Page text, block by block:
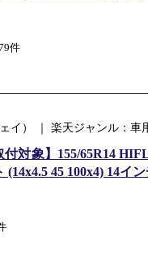
件
イ） ｜ 楽天ジャンル：車
付対象】155/65R14
45 100x4) 14イ